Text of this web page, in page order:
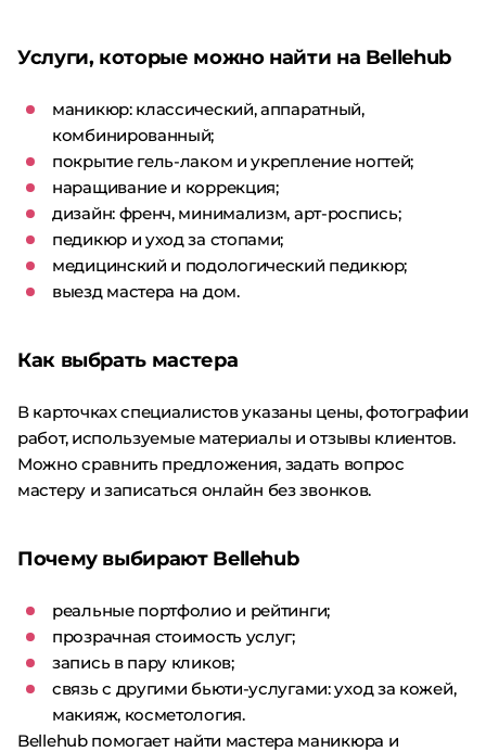
Услуги, которые можно найти на Bellehub
маникюр: классический, аппаратный,
комбинированный;
покрытие гель-лаком и укрепление ногтей;
наращивание и коррекция;
дизайн: френч, минимализм, арт-роспись;
педикюр и уход за стопами;
медицинский и подологический педикюр;
выезд мастера на дом.
Как выбрать мастера
В карточках специалистов указаны цены, фотографии
работ, используемые материалы и отзывы клиентов.
Можно сравнить предложения, задать вопрос
мастеру и записаться онлайн без звонков.
Почему выбирают Bellehub
реальные портфолио и рейтинги;
прозрачная стоимость услуг;
запись в пару кликов;
связь с другими бьюти-услугами: уход за кожей,
макияж, косметология.
Bellehub помогает найти мастера маникюра и